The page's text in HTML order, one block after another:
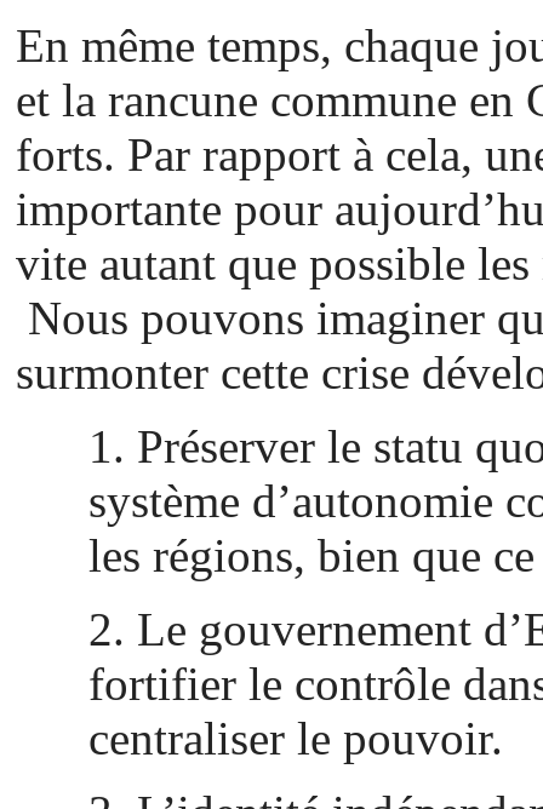
En même temps, chaque
et la rancune commune en
forts. Par rapport à cela,
importante pour
vite autant que possible
Nous pouvons imaginer
surmonter cette crise
1. Préserver le statu
système d’autonomie
les régions, bien que
2. Le gouvernement
fortifier le contrôle
centraliser le pouvoir.